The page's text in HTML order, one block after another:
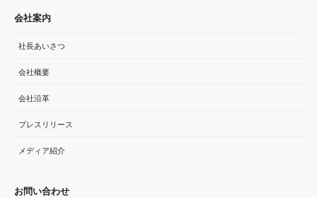
会社案内
社長あいさつ
会社概要
会社沿革
プレスリリース
メディア紹介
お問い合わせ